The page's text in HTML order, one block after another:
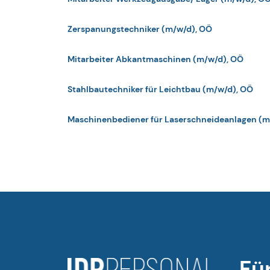
Zerspanungstechniker (m/w/d), OÖ
Mitarbeiter Abkantmaschinen (m/w/d), OÖ
Stahlbautechniker für Leichtbau (m/w/d), OÖ
Maschinenbediener für Laserschneideanlagen